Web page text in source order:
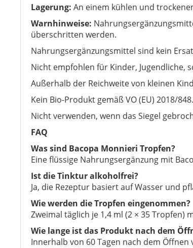
Lagerung: An einem kühlen und
Warnhinweise:
überschritten werden.
Nahrungsergänzungsmittel sind kein
Nicht empfohlen für Kinder, Jugendliche,
Außerhalb der Reichweite von kleinen
Kein Bio-Produkt gemäß VO (EU) 2018/848.
Nicht verwenden, wenn das Siegel
FAQ
Was sind Bacopa Monnieri Tropfen?
Eine flüssige Nahrungsergänzung mit
Ist die Tinktur alkoholfrei?
Ja, die Rezeptur basiert auf Wasser und
Wie werden die Tropfen eingenommen?
Zweimal täglich je 1,4 ml (2 × 35 Tropfen)
Wie lange ist das Produkt nach dem
Innerhalb von 60 Tagen nach dem Öffnen